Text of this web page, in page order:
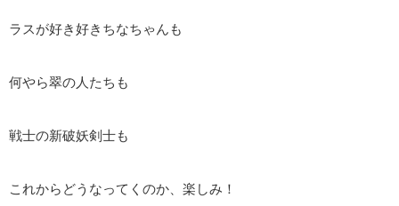
550円 (税込)
破妖の剣６ 鬱金の暁闇10
ラスが好き好きちなちゃんも
何やら翠の人たちも
戦士の新破妖剣士も
これからどうなってくのか、楽しみ！